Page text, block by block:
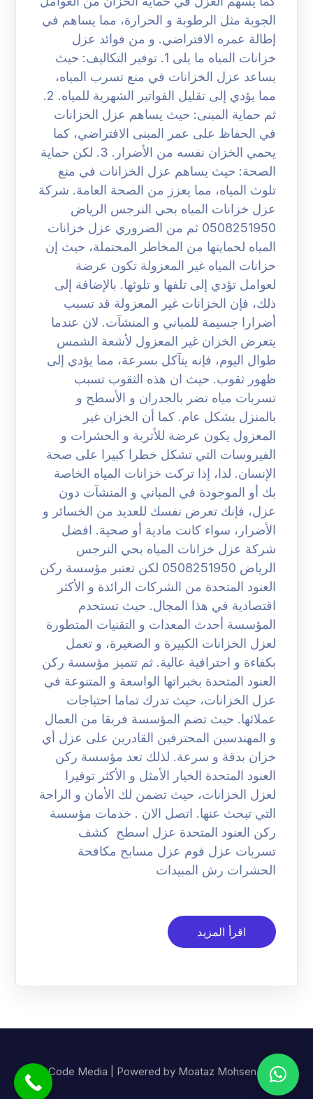
الجوية مثل الرطوبة و الحرارة، مما يساهم في
إطالة عمره الافتراضي. و من فوائد عزل
خزانات المياه ما يلى 1. توفير التكاليف: حيث
يساعد عزل الخزانات في منع تسرب المياه،
مما يؤدي إلى تقليل الفواتير الشهرية للمياه. 2.
ثم حماية المبنى: حيث يساهم عزل الخزانات
في الحفاظ على عمر المبنى الافتراضي، كما
يحمي الخزان نفسه من الأضرار. 3. لكن حماية
الصحة: حيث يساهم عزل الخزانات في منع
تلوث المياه، مما يعزز من الصحة العامة. شركة
عزل خزانات المياه بحي النرجس الرياض
0508251950 ثم من الضروري عزل خزانات
المياه لحمايتها من المخاطر المحتملة، حيث إن
خزانات المياه غير المعزولة تكون عرضة
لعوامل تؤدي إلى تلفها و تلوثها. بالإضافة إلى
ذلك، فإن الخزانات غير المعزولة قد تسبب
أضرارا جسيمة للمباني و المنشآت. لان عندما
يتعرض الخزان غير المعزول لأشعة الشمس
طوال اليوم، فإنه يتآكل بسرعة، مما يؤدي إلى
ظهور ثقوب. حيث ان هذه الثقوب تسبب
تسربات مياه تضر بالجدران و الأسطح و
بالمنزل بشكل عام. كما أن الخزان غير
المعزول يكون عرضة للأتربة و الحشرات و
الفيروسات التي تشكل خطرا كبيرا على صحة
الإنسان. لذا، إذا تركت خزانات المياه الخاصة
بك أو الموجودة في المباني و المنشآت دون
عزل، فإنك تعرض نفسك للعديد من الخسائر و
الأضرار، سواء كانت مادية أو صحية. افضل
شركة عزل خزانات المياه بحي النرجس
الرياض 0508251950 لكن تعتبر مؤسسة ركن
العنود المتحدة من الشركات الرائدة و الأكثر
اقتصادية في هذا المجال. حيث تستخدم
المؤسسة أحدث المعدات و التقنيات المتطورة
لعزل الخزانات الكبيرة و الصغيرة، و تعمل
بكفاءة و احترافية عالية. ثم تتميز مؤسسة ركن
العنود المتحدة بخبراتها الواسعة و المتنوعة في
عزل الخزانات، حيث تدرك تماما احتياجات
عملائها. حيث تضم المؤسسة فريقا من العمال
و المهندسين المحترفين القادرين على عزل أي
خزان بدقة و سرعة. لذلك تعد مؤسسة ركن
العنود المتحدة الخيار الأمثل و الأكثر توفيرا
لعزل الخزانات، حيث تضمن لك الأمان و الراحة
التي تبحث عنها. اتصل الان . خدمات مؤسسة
ركن العنود المتحدة عزل اسطح كشف
تسربات عزل فوم عزل مسابح مكافحة
الحشرات رش المبيدات
اقرأ المزيد
© Code Media | Powered by Moataz Mohsen.